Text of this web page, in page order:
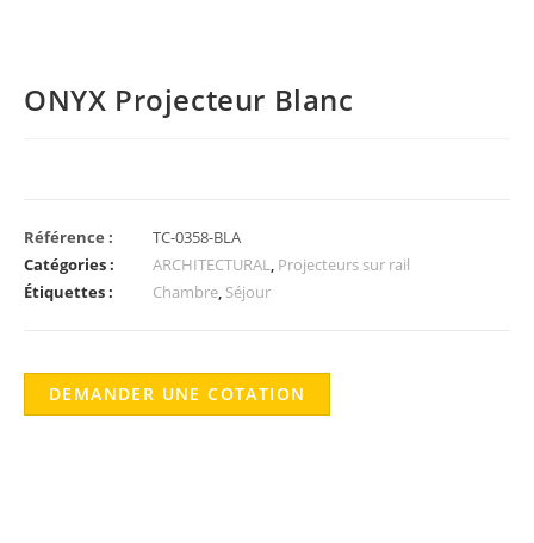
ONYX Projecteur Blanc
Référence :
TC-0358-BLA
Catégories :
ARCHITECTURAL, Projecteurs sur rail
Étiquettes :
Chambre, Séjour
DEMANDER UNE COTATION